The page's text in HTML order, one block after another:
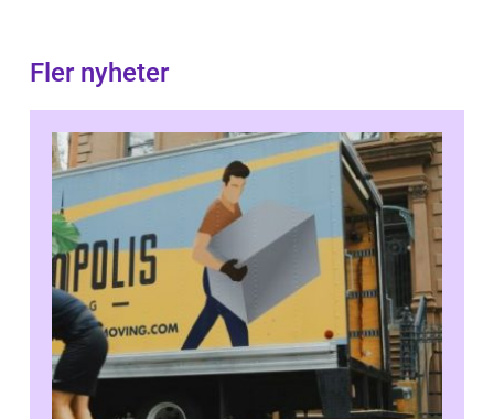
Fler nyheter